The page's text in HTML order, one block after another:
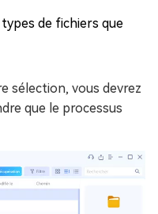
de fichiers que
sélection, vous devrez
que le processus